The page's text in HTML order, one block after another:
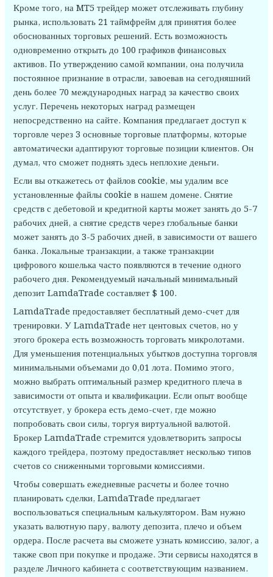
Кроме того, на MT5 трейдер может отслеживать глубину
рынка, использовать 21 таймфрейм для принятия более
обоснованных торговых решений. Есть возможность
одновременно открыть до 100 графиков финансовых
активов. По утверждению самой компании, она получила
постоянное признание в отрасли, завоевав на сегодняшний
день более 70 международных наград за качество своих
услуг. Перечень некоторых наград размещен
непосредственно на сайте. Компания предлагает доступ к
торговле через 3 основные торговые платформы, которые
автоматически адаптируют торговые позиции клиентов. Он
думал, что сможет поднять здесь неплохие деньги.
Если вы откажетесь от файлов cookie, мы удалим все
установленные файлы cookie в нашем домене. Снятие
средств с дебетовой и кредитной карты может занять до 5-7
рабочих дней, а снятие средств через глобальные банки
может занять до 3-5 рабочих дней, в зависимости от вашего
банка. Локальные транзакции, а также транзакции
цифрового кошелька часто появляются в течение одного
рабочего дня. Рекомендуемый начальный минимальный
депозит LamdaTrade составляет $ 100.
LamdaTrade предоставляет бесплатный демо-счет для
тренировки. У LamdaTrade нет центовых счетов, но у
этого брокера есть возможность торговать микролотами.
Для уменьшения потенциальных убытков доступна торговля
минимальными объемами до 0,01 лота. Помимо этого,
можно выбрать оптимальный размер кредитного плеча в
зависимости от опыта и квалификации. Если опыт вообще
отсутствует, у брокера есть демо-счет, где можно
попробовать свои силы, торгуя виртуальной валютой.
Брокер LamdaTrade стремится удовлетворить запросы
каждого трейдера, поэтому предоставляет несколько типов
счетов со сниженными торговыми комиссиями.
Чтобы совершать ежедневные расчеты и более точно
планировать сделки, LamdaTrade предлагает
воспользоваться специальным калькулятором. Вам нужно
указать валютную пару, валюту депозита, плечо и объем
ордера. После расчета вы сможете узнать комиссию, залог, а
также своп при покупке и продаже. Эти сервисы находятся в
разделе Личного кабинета с соответствующим названием.